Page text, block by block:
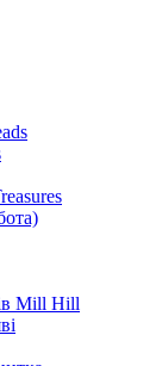
Mill Hill